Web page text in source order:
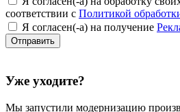
соответствии с Политикой
Я согласен(-а) на получение
Уже уходите?
Мы запустили модернизацию